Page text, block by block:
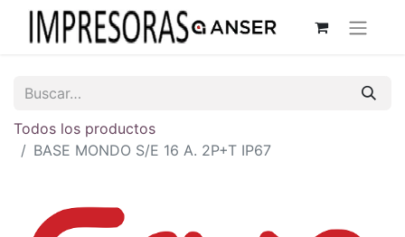
Todos los productos
BASE MONDO S/E 16 A. 2P+T IP67